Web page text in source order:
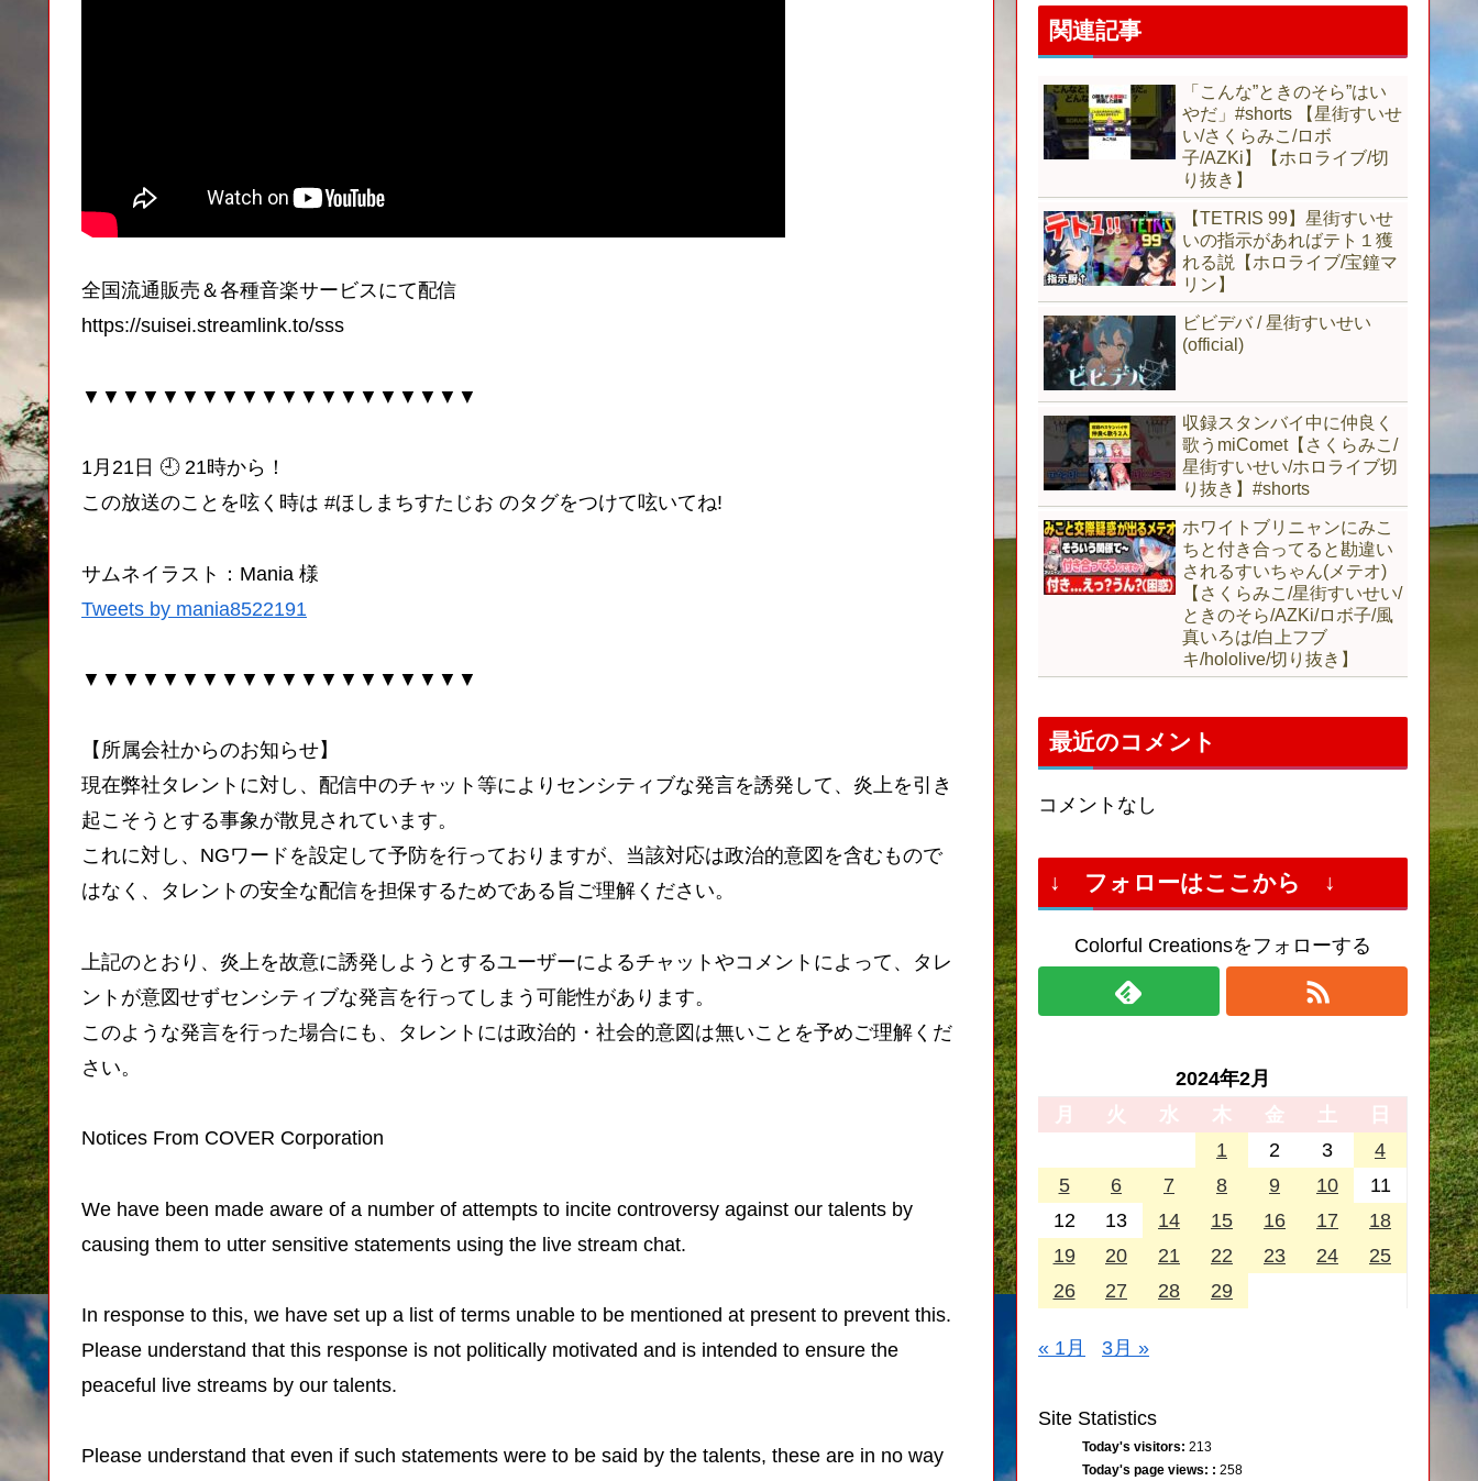
全国流通販売＆各種音楽サービスにて配信
https://suisei.streamlink.to/sss
▼▼▼▼▼▼▼▼▼▼▼▼▼▼▼▼▼▼▼▼
1月21日 🕘 21時から！
この放送のことを呟く時は #ほしまちすたじお のタグをつけて呟いてね!
サムネイラスト：Mania 様
Tweets by mania8522191
▼▼▼▼▼▼▼▼▼▼▼▼▼▼▼▼▼▼▼▼
【所属会社からのお知らせ】
現在弊社タレントに対し、配信中のチャット等によりセンシティブな発言を誘発して、炎上を引き
起こそうとする事象が散見されています。
これに対し、NGワードを設定して予防を行っておりますが、当該対応は政治的意図を含むもので
はなく、タレントの安全な配信を担保するためである旨ご理解ください。
上記のとおり、炎上を故意に誘発しようとするユーザーによるチャットやコメントによって、タレ
ントが意図せずセンシティブな発言を行ってしまう可能性があります。
このような発言を行った場合にも、タレントには政治的・社会的意図は無いことを予めご理解くだ
さい。
Notices From COVER Corporation
We have been made aware of a number of attempts to incite controversy against our talents by
causing them to utter sensitive statements using the live stream chat.
In response to this, we have set up a list of terms unable to be mentioned at present to prevent this.
Please understand that this response is not politically motivated and is intended to ensure the
peaceful live streams by our talents.
Please understand that even if such statements were to be said by the talents, these are in no way
関連記事
「こんな”ときのそら”はい
やだ」#shorts 【星街すいせ
い/さくらみこ/ロボ
子/AZKi】【ホロライブ/切
り抜き】
【TETRIS 99】星街すいせ
いの指示があればテト１獲
れる説【ホロライブ/宝鐘マ
リン】
ビビデバ / 星街すいせい
(official)
収録スタンバイ中に仲良く
歌うmiComet【さくらみこ/
星街すいせい/ホロライブ切
り抜き】#shorts
ホワイトブリニャンにみこ
ちと付き合ってると勘違い
されるすいちゃん(メテオ)
【さくらみこ/星街すいせい/
ときのそら/AZKi/ロボ子/風
真いろは/白上フブ
キ/hololive/切り抜き】
最近のコメント
コメントなし
↓ フォローはここから ↓
Colorful Creationsをフォローする
2024年2月
月
火 水 木 金 土
日
1
2 3
4
5
6 7 8 9 10
11
12
13 14 15 16 17
18
19
20 21 22 23 24
25
26
27 28 29
« 1月 3月 »
Site Statistics
Today's visitors: 213
Today's page views: : 258